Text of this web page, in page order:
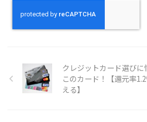
クレジットカード選び
このカード！【還元率
える】